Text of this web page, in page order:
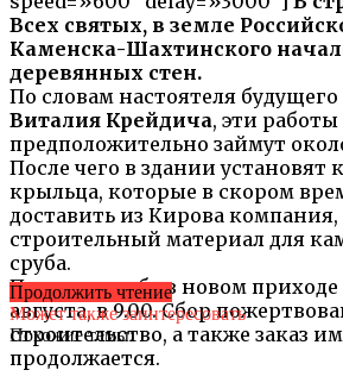
Всех святых, в земле
Каменска-Шахтинского
деревянных стен.
По словам настоятеля
Виталия Крейдича, эти работы
предположительно займут
После чего в здании
крыльца, которые в скором
доставить из Кирова
строительный материал для
сруба.
Первая служба в новом
августа, в 9.00. Сбор
строительство, а также заказ
продолжается.
Продолжить чтение
Может также заинтересовать
Похожие темы: